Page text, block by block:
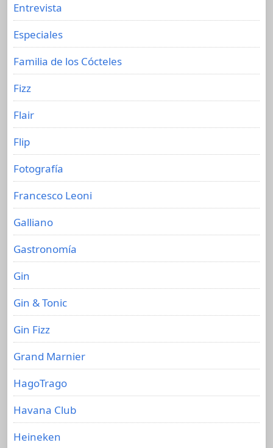
Entrevista
Especiales
Familia de los Cócteles
Fizz
Flair
Flip
Fotografía
Francesco Leoni
Galliano
Gastronomía
Gin
Gin & Tonic
Gin Fizz
Grand Marnier
HagoTrago
Havana Club
Heineken